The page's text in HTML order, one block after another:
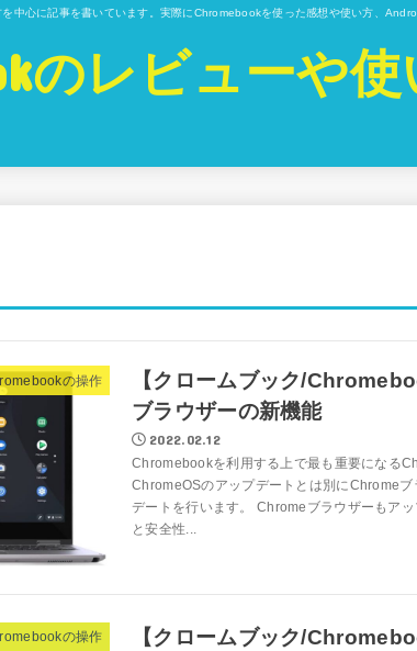
中心に記事を書いています。実際にChromebookを使った感想や使い方、
のレビューや
の操作
【クロームブック/
ブラウザーの新機能
2022.02.12
Chromebookを利用する上で最も重要になる
ChromeOSのアップデートとは別にChromeブ
デートを行います。 Chromeブラウザーもア
と安全性...
の操作
【クロームブック/